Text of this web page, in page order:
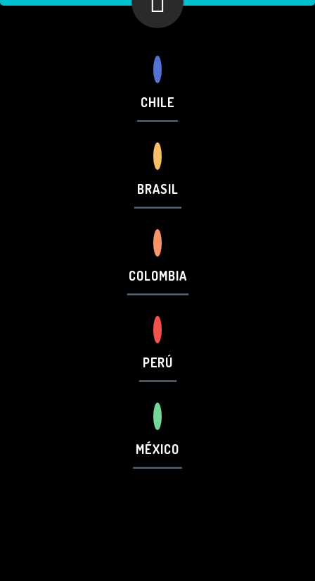
CHILE
BRASIL
COLOMBIA
PERÚ
MÉXICO